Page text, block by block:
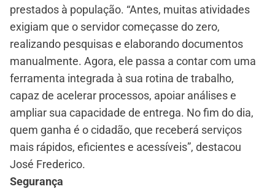
prestados à população. “Antes, muitas atividades
exigiam que o servidor começasse do zero,
realizando pesquisas e elaborando documentos
manualmente. Agora, ele passa a contar com uma
ferramenta integrada à sua rotina de trabalho,
capaz de acelerar processos, apoiar análises e
ampliar sua capacidade de entrega. No fim do dia,
quem ganha é o cidadão, que receberá serviços
mais rápidos, eficientes e acessíveis”, destacou
José Frederico.
Segurança